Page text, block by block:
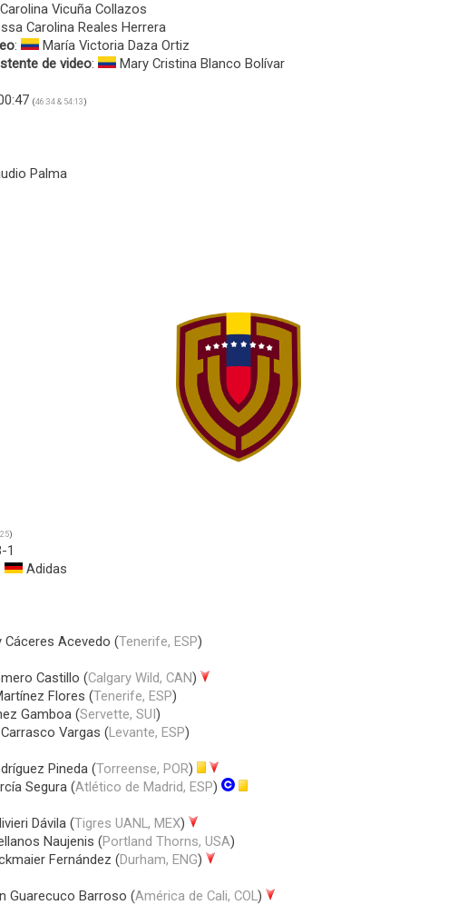
Vicuña Collazos
Carolina Reales Herrera
:
María Victoria Daza Ortiz
de video: Mary Cristina Blanco Bolívar
(46:34 & 54:13 )
Palma
)
1
Adidas
Cáceres Acevedo (Tenerife, ESP)
Castillo (Calgary Wild, CAN)
Flores (Tenerife, ESP)
Gamboa (Servette, SUI)
Vargas (Levante, ESP)
Pineda (Torreense, POR)
Segura (Atlético de Madrid, ESP)
Dávila (Tigres UANL, MEX)
Naujenis (Portland Thorns, USA)
Fernández (Durham, ENG)
Guarecuco Barroso (América de Cali, COL)